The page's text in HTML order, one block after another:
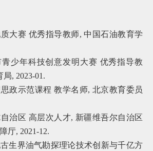
大赛 优秀指导教师, 中国石油教育学
青少年科技创意发明大赛 优秀指导教
, 2023-01.
政示范课程 教学名师, 北京教育委员
治区 高层次人才, 新疆维吾尔自治区
厅, 2021-12.
生界油气勘探理论技术创新与千亿方